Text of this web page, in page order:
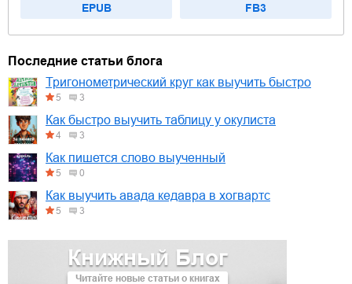
EPUB FB3
Книжный Блог
Читайте новые статьи о книгах
Последние статьи блога
Тригонометрический круг как выучить быстро
5 3
Как быстро выучить таблицу у окулиста
4 3
Как пишется слово выученный
5 0
Как выучить авада кедавра в хогвартс
5 3